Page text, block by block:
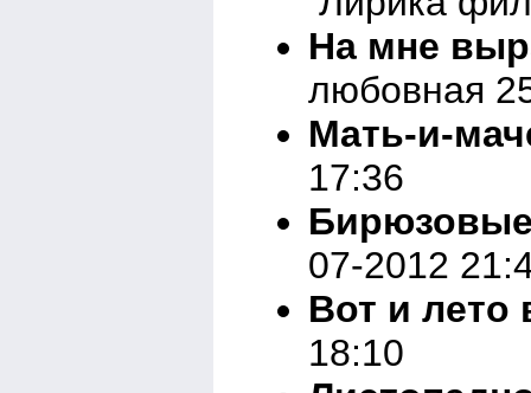
На мне
любовная
Мать-и-
17:36
07-2012
Вот и лето
18:10